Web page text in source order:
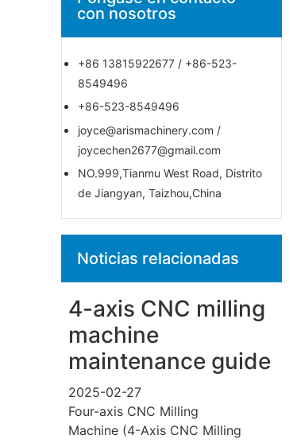
con nosotros
+86 13815922677 / +86-523-
8549496
+86-523-8549496
joyce@arismachinery.com /
joycechen2677@gmail.com
NO.999,Tianmu West Road, Distrito
de Jiangyan, Taizhou,China
Noticias relacionadas
4-axis CNC milling
machine
maintenance guide
2025-02-27
Four-axis CNC Milling
Machine (4-Axis CNC Milling